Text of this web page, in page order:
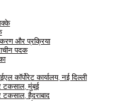
और प्रक्रिया
पदक
कॉर्पोरेट कार्यालय, नई दिल्ली
टकसाल, मुंबई
टकसाल, हैदराबाद